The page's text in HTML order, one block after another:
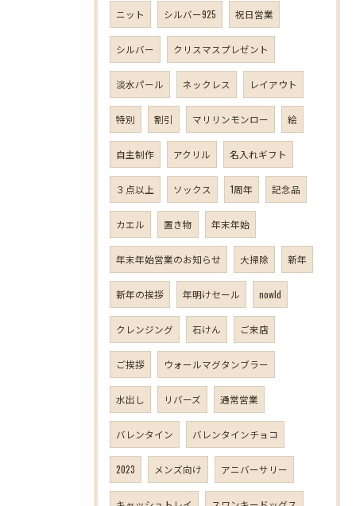
ニット シルバー925 祝日営業
シルバー クリスマスプレゼント
淡水パール ネックレス レイアウト
特別 割引 マリリンモンロー 絵
自主制作 アクリル 名入れギフト
３点以上 ソックス 1周年 記念品
カエル 置き物 年末年始
年末年始営業のお知らせ 大掃除 新年
新年の挨拶 年明けセール nowld
クレンジング 石けん ご来店
ご挨拶 ウォールマグタンブラー
水出し リバーズ 通常営業
バレンタイン バレンタインチョコ
2023 メンズ向け アニバーサリー